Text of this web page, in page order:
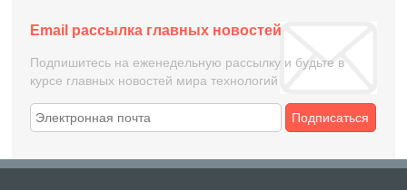
Email рассылка главных новостей
Подпишитесь на еженедельную рассылку и будьте в
курсе главных новостей мира технологий
Подписаться